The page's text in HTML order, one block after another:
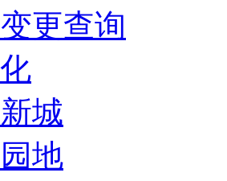
更查询
城
地